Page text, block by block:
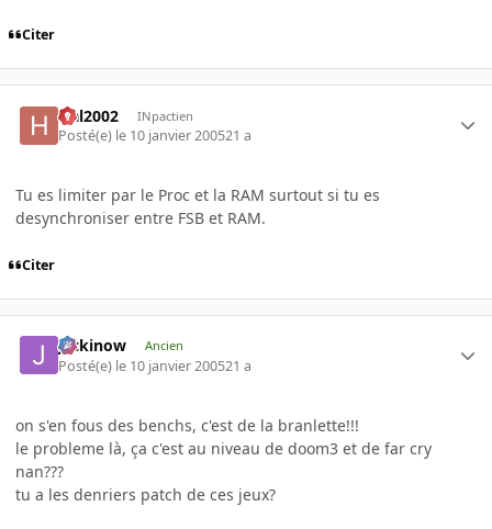
Citer
Hal2002 INpactien
Posté(e) le 10 janvier 200521 a
Tu es limiter par le Proc et la RAM surtout si tu es
desynchroniser entre FSB et RAM.
Citer
jackinow Ancien
Posté(e) le 10 janvier 200521 a
on s'en fous des benchs, c'est de la branlette!!!
le probleme là, ça c'est au niveau de doom3 et de far cry
nan???
tu a les denriers patch de ces jeux?